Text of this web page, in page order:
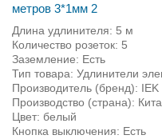
метров 3*1мм 2
Длина удлинителя: 5 м
Количество розеток: 5
Заземление: Есть
Тип товара: Удлинители
Производитель (бренд): IEK
Производство (страна):
Цвет: белый
Кнопка выключения: Есть